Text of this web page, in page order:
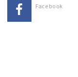
Facebook